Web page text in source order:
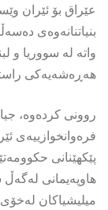
عێراق بۆ ئێران
بنیاتنانەوەی
واتە لە سووریا و
هەڕەشەیەكی
روونی كردەوە،
فرەوانخوازییەی
پێكهێنانی
هاوپەیمانی
میلیشیاكان